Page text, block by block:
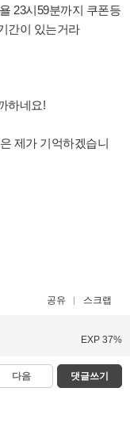
23시59분까지 쿠폰등
간이 있는거라
하네요!
제가 기억하겠습니
공유 스크랩
EXP 37%
다음 댓글쓰기